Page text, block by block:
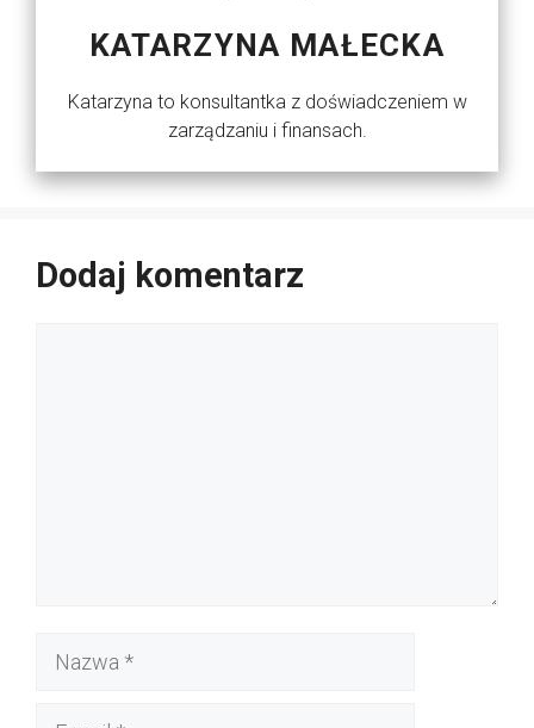
KATARZYNA MAŁECKA
Katarzyna to konsultantka z doświadczeniem w
zarządzaniu i finansach.
Dodaj komentarz
Nazwa